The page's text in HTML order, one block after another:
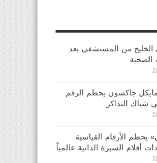
من المستشفى بعد
الصحية
جاكسون يحطم الرقم
شباك التذاكر
يحطم الأرقام القياسية
أفلام السيرة الذاتية عالمياً